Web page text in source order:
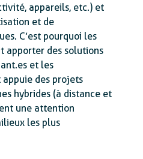
appareils, etc.) et
et de
C’est pourquoi les
apporter des solutions
et les
des projets
hybrides (à distance et
une attention
les plus